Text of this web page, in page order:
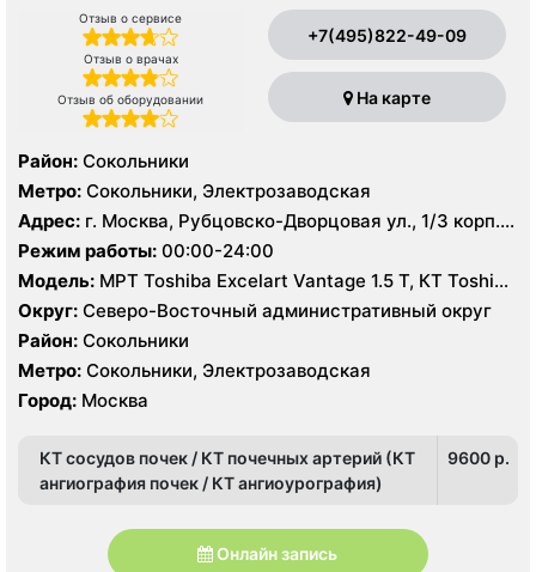
Отзыв о сервисе
Отзыв о врачах
Отзыв об оборудовании
+7(495)822-49-09
На карте
Район: Сокольники
Метро: Сокольники, Электрозаводская
Адрес: г. Москва, Рубцовско-Дворцовая ул., 1/3 корп.
2А
Режим работы: 00:00-24:00
Модель: МРТ Toshiba Excelart Vantage 1.5 Т, КТ Toshiba
Aquilion 64 среза, УЗИ
Округ: Северо-Восточный административный округ
Район: Сокольники
Метро: Сокольники, Электрозаводская
Город: Москва
КТ сосудов почек / КТ почечных артерий (КТ
ангиография почек / КТ ангиоурография)
9600 p.
Онлайн запись